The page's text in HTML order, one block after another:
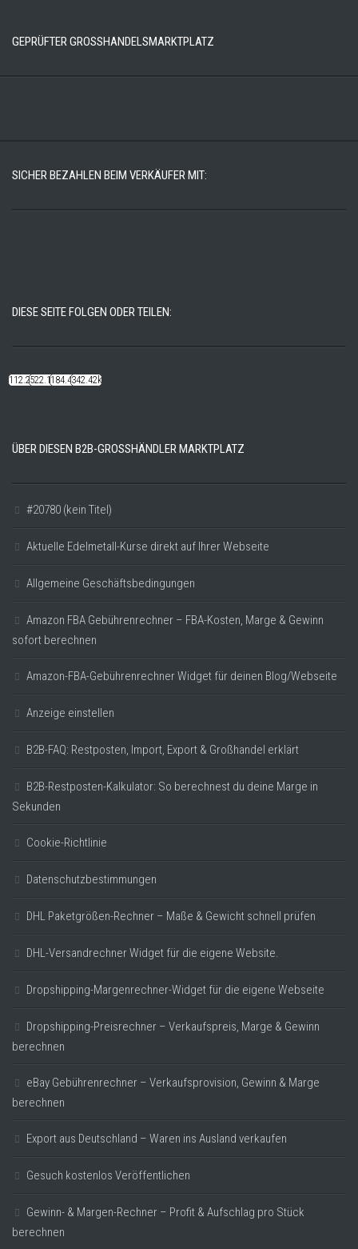
GEPRÜFTER GROSSHANDELSMARKTPLATZ
SICHER BEZAHLEN BEIM VERKÄUFER MIT:
DIESE SEITE FOLGEN ODER TEILEN:
112.22k522.14k184.48k342.42k
ÜBER DIESEN B2B-GROSSHÄNDLER MARKTPLATZ
#20780 (kein Titel)
Aktuelle Edelmetall-Kurse direkt auf Ihrer Webseite
Allgemeine Geschäftsbedingungen
Amazon FBA Gebührenrechner – FBA-Kosten, Marge & Gewinn
sofort berechnen
Amazon-FBA-Gebührenrechner Widget für deinen Blog/Webseite
Anzeige einstellen
B2B-FAQ: Restposten, Import, Export & Großhandel erklärt
B2B-Restposten-Kalkulator: So berechnest du deine Marge in
Sekunden
Cookie-Richtlinie
Datenschutzbestimmungen
DHL Paketgrößen-Rechner – Maße & Gewicht schnell prüfen
DHL-Versandrechner Widget für die eigene Website.
Dropshipping-Margenrechner-Widget für die eigene Webseite
Dropshipping-Preisrechner – Verkaufspreis, Marge & Gewinn
berechnen
eBay Gebührenrechner – Verkaufsprovision, Gewinn & Marge
berechnen
Export aus Deutschland – Waren ins Ausland verkaufen
Gesuch kostenlos Veröffentlichen
Gewinn- & Margen-Rechner – Profit & Aufschlag pro Stück
berechnen